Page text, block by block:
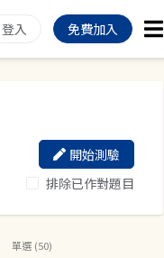
登入 免費加入
排除已作對題目
開始測驗
單選 (50)